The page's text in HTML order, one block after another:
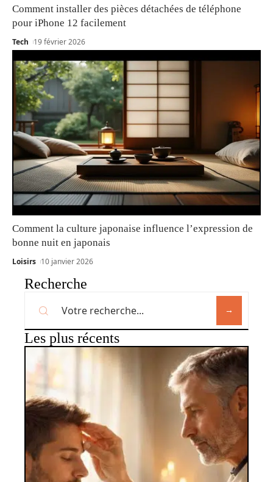
Comment installer des pièces détachées de téléphone
pour iPhone 12 facilement
Tech 19 février 2026
Comment la culture japonaise influence l’expression de
bonne nuit en japonais
Loisirs 10 janvier 2026
Recherche
Les plus récents